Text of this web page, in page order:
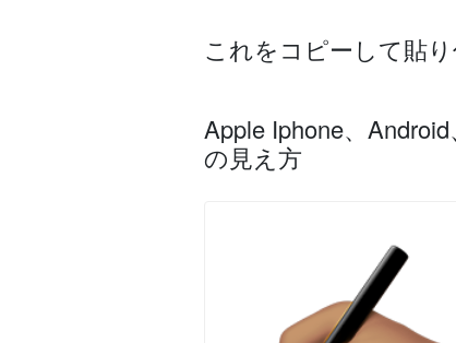
これをコピーして貼
Apple Iphone、
の見え方